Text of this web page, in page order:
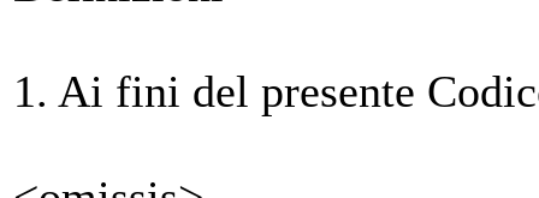
1. Ai fini del presente